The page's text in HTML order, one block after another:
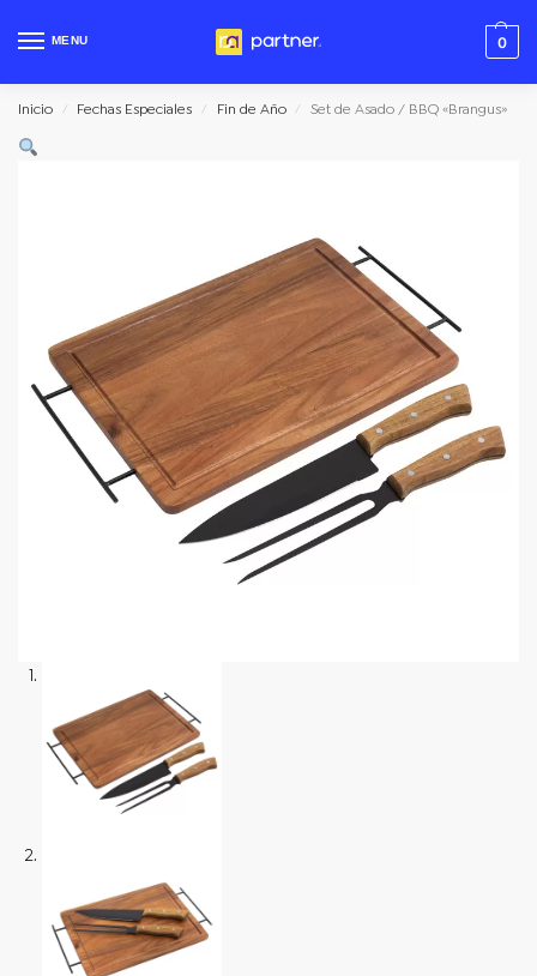
MENU 0
Inicio / Fechas Especiales / Fin de Año / Set de Asado / BBQ «Brangus»